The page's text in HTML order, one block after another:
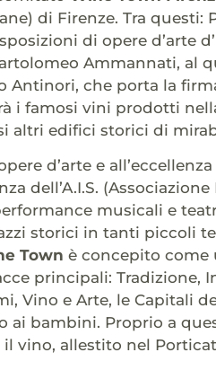
di Firenze. Tra
di opere d’arte
Ammannati, al
Antinori, che porta la
i famosi vini prodotti
altri edifici storici di
d’arte e
dell’A.I.S.
musicali e
storici in tanti piccoli
Town è concepito come
principali: Tradizione,
Vino e Arte, le Capitali
ai bambini. Proprio a
vino, allestito nel